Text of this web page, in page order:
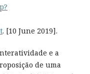
. [10 June 2019].
e a
de uma